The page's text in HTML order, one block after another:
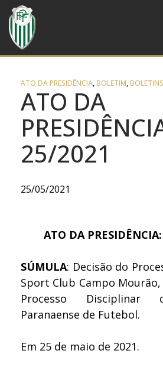
ATO DA PRESIDÊNCIA,BOLETIM,
ATO DA
25/2021
25/05/2021
ATO DA
SÚMULA: Decisão do
Sport Club Campo Mourão,
Processo Disciplinar
Paranaense de Futebol.
Em 25 de maio de 2021.